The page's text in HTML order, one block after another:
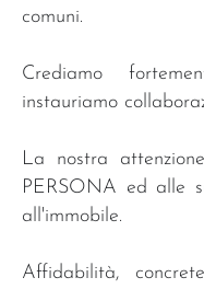
comuni.
Crediamo
instauriamo
La nostra
PERSONA ed alle
all'immobile.
Affidabilità,